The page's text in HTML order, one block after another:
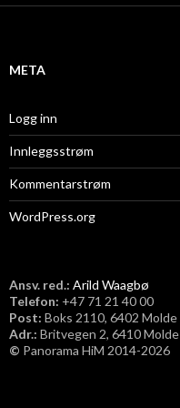
i
META
Logg inn
Innleggsstrøm
Kommentarstrøm
WordPress.org
Ansv. red.: Arild Waagbø
Telefon: ​+47 71 21 40 00
Post: Boks 2110, 6402 Molde
Adr.: Britvegen 2, 6410 Molde
© Panorama HiM 2014-2026